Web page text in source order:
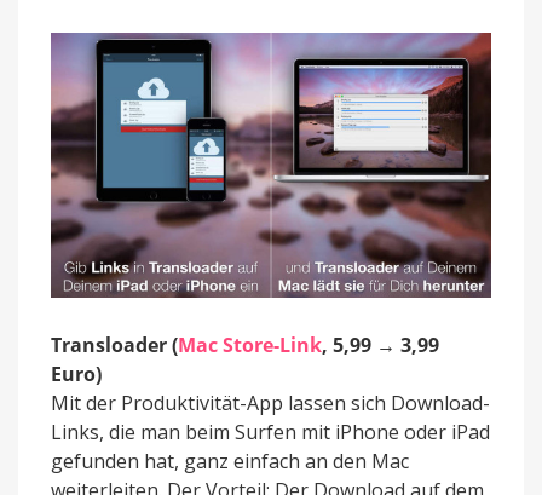
Transloader (Mac Store-Link, 5,99 → 3,99
Euro)
Mit der Produktivität-App lassen sich Download-
Links, die man beim Surfen mit iPhone oder iPad
gefunden hat, ganz einfach an den Mac